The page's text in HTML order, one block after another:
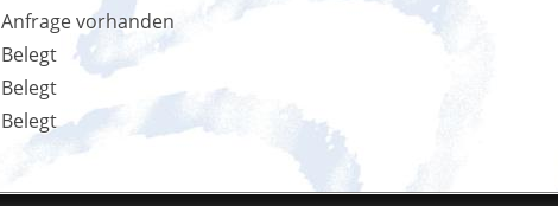
Anfrage vorhanden
Belegt
Belegt
Belegt